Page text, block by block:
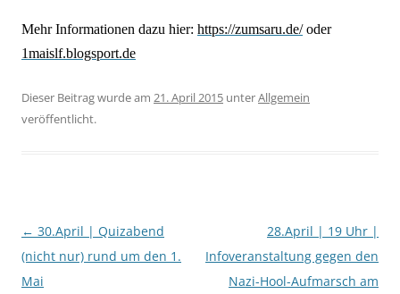
MehrInformationen dazu hier: https://zumsaru.de/ oder
1maislf.blogsport.de
Dieser Beitrag wurde am 21. April 2015 unterAllgemein
veröffentlicht.
Beitragsnavigation
← 30.April | Quizabend
(nicht nur) rund um den 1.
Mai
28.April | 19 Uhr |
Infoveranstaltung gegen den
Nazi-Hool-Aufmarsch am